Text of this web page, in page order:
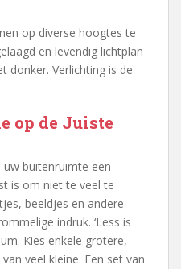
op diverse hoogtes te
en levendig lichtplan
donker. Verlichting is de
op de Juiste
buitenruimte een
is om niet te veel te
beeldjes en andere
indruk. ‘Less is
Kies enkele grotere,
veel kleine. Een set van